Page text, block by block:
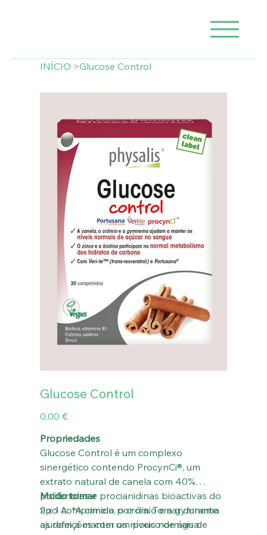
INÍCIO >Glucose Control
Glucose Control
Preço
0,00 €
Propriedades
Glucose Control é um complexo
sinergético contendo ProcynCi®, um
extrato natural de canela com 40%
polifenoles e procianidinas bioactivas do
tipo A. *A canela, o crómio e a gymnema
ajudam a manter os níveis normais de
Modo tomar
2 x 1 comprimido por dia. Tomar durante
as refeições com um pouco de água.